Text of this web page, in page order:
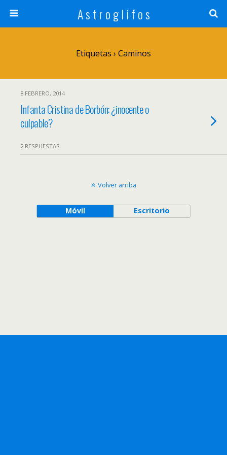
A s t r o g l i f o s
Etiquetas › Caminos
8 FEBRERO, 2014
Infanta Cristina de Borbón: ¿inocente o
culpable?
2 RESPUESTAS
Volver arriba
Móvil Escritorio